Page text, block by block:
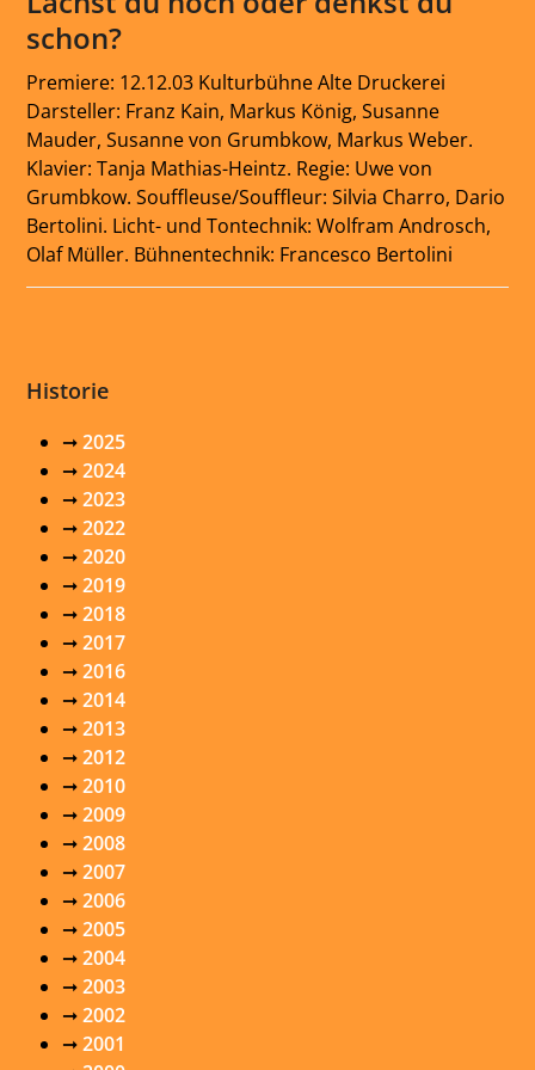
schon?
Premiere: 12.12.03 Kulturbühne Alte Druckerei
Darsteller: Franz Kain, Markus König, Susanne
Mauder, Susanne von Grumbkow, Markus Weber.
Klavier: Tanja Mathias-Heintz. Regie: Uwe von
Grumbkow. Souffleuse/Souffleur: Silvia Charro, Dario
Bertolini. Licht- und Tontechnik: Wolfram Androsch,
Olaf Müller. Bühnentechnik: Francesco Bertolini
Historie
➞2025
➞2024
➞2023
➞2022
➞2020
➞2019
➞2018
➞2017
➞2016
➞2014
➞2013
➞2012
➞2010
➞2009
➞2008
➞2007
➞2006
➞2005
➞2004
➞2003
➞2002
➞2001